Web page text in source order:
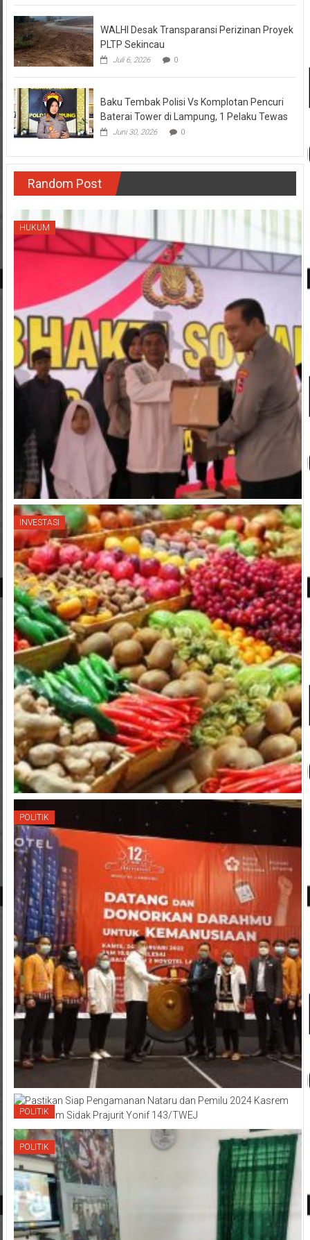
WALHI Desak Transparansi Perizinan Proyek
PLTP Sekincau
Juli 6, 2026 0
Baku Tembak Polisi Vs Komplotan Pencuri
Baterai Tower di Lampung, 1 Pelaku Tewas
Juni 30, 2026 0
Random Post
HUKUM
INVESTASI
POLITIK
POLITIK
POLITIK